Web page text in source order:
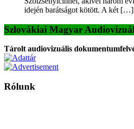
idején barátságot kötött. A két […]
Szlovákiai Magyar
Tárolt audiovizuális
Rólunk